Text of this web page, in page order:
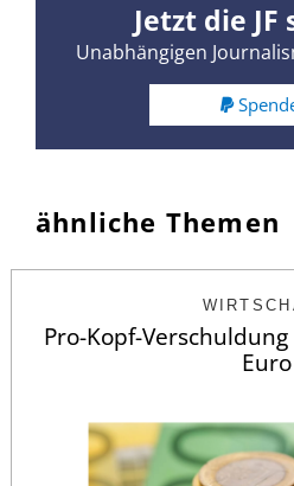
Jetzt die
Unabhängigen
ähnliche Themen
Pro-Kopf-
Euro